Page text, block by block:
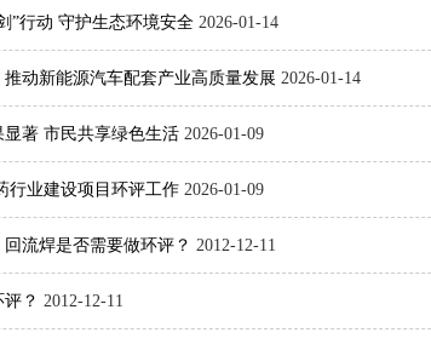
”行动 守护生态环境安全 2026-01-14
动新能源汽车配套产业高质量发展 2026-01-14
著 市民共享绿色生活 2026-01-09
行业建设项目环评工作 2026-01-09
流焊是否需要做环评？ 2012-12-11
？ 2012-12-11